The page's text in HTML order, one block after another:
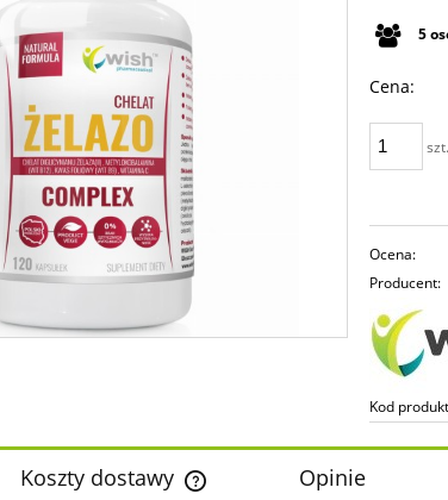
Cena
5
Cena:
szt.
Ocena:
Producent:
Kod
Koszty dostawy Opinie